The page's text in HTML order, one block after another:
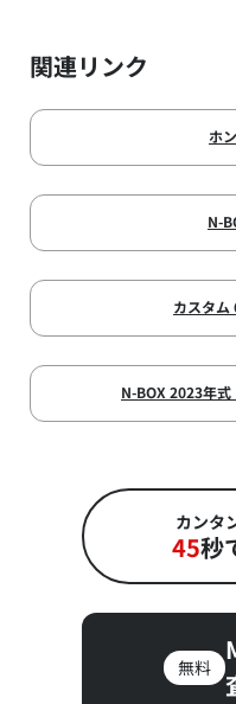
関連リンク
ホ
N-
カスタム
N-BOX 2023年
カンタ
45秒
無料